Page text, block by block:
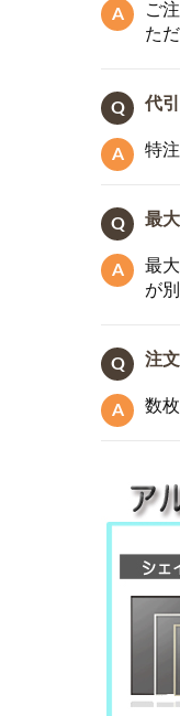
ご
た
代
特
最
最
が
注
数